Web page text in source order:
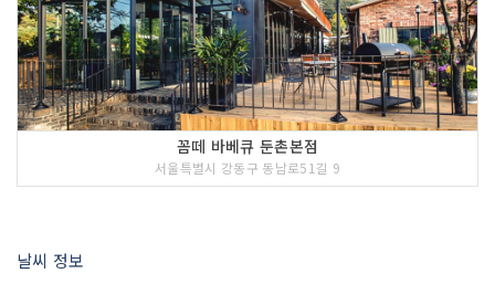
꼼떼 바베큐 둔촌본점
서울특별시 강동구 동남로51길 9
날씨 정보